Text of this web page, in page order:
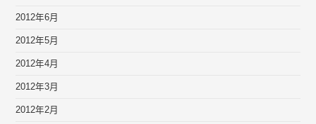
2012年6月
2012年5月
2012年4月
2012年3月
2012年2月